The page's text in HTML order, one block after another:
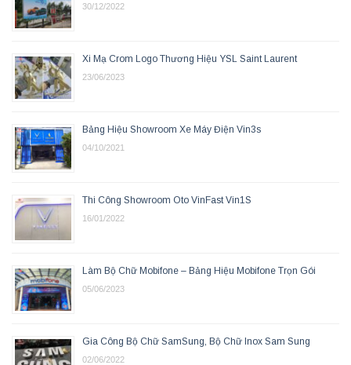
30/12/2022
Xi Mạ Crom Logo Thương Hiệu YSL Saint Laurent
23/06/2023
Bảng Hiệu Showroom Xe Máy Điện Vin3s
04/10/2021
Thi Công Showroom Oto VinFast Vin1S
16/01/2022
Làm Bộ Chữ Mobifone – Bảng Hiệu Mobifone Trọn Gói
05/06/2023
Gia Công Bộ Chữ SamSung, Bộ Chữ Inox Sam Sung
02/06/2022